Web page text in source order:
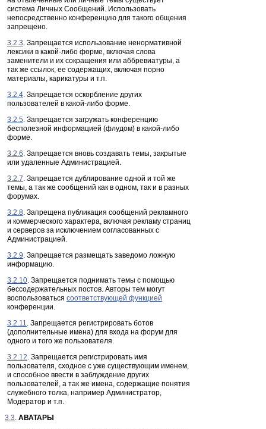
система Личных Сообщений. Использовать
непосредственно конференцию для такого общения
запрещено.
3.2.3. Запрещается использование ненормативной
лексики в какой-либо форме, включая слова
заменители и их сокращения или аббревиатуры, а
так же ссылок, ее содержащих, включая порно
материалы, карикатуры и т.п.
3.2.4. Запрещается оскорбление других
пользователей в какой-либо форме.
3.2.5. Запрещается загружать конференцию
бесполезной информацией (флудом) в какой-либо
форме.
3.2.6. Запрещается вновь создавать темы, закрытые
или удаленные Администрацией.
3.2.7. Запрещается дублирование одной и той же
темы, а так же сообщений как в одном, так и в разных
форумах.
3.2.8. Запрещена публикация сообщений рекламного
и коммерческого характера, включая рекламу страниц
и серверов за исключением согласованных с
Администрацией.
3.2.9. Запрещается размещать заведомо ложную
информацию.
3.2.10. Запрещается поднимать темы с помощью
бессодержательных постов. Авторы тем могут
воспользоваться соответствующей функцией
конференции.
3.2.11. Запрещается регистрировать ботов
(дополнительные имена) для входа на форум для
одного и того же пользователя.
3.2.12. Запрещается регистрировать имя
пользователя, сходное с уже существующим именем,
и способное ввести в заблуждение других
пользователей, а так же имена, содержащие понятия
служебного толка, например Администратор,
Модератор и т.п.
3.3. АВАТАРЫ